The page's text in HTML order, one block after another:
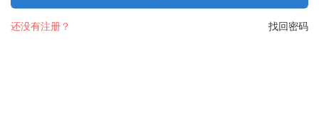
找回密码
还没有注册？